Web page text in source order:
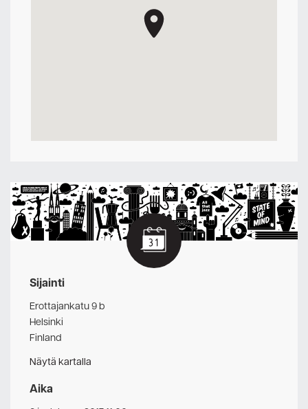
Sijainti
Erottajankatu 9 b
Helsinki
Finland
Näytä kartalla
Aika